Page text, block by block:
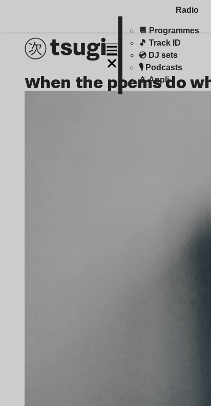
Radio
📆 Programmes
🎵 Track ID
💿 DJ sets
🎙️ Podcasts
📱 Appli
when the poems do